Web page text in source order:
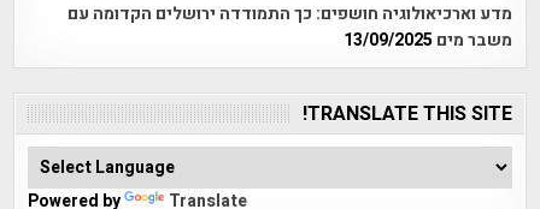
מדע וארכיאולוגיה חושפים: כך התמודדה ירושלים הקדומה עם
משבר מים 13/09/2025
TRANSLATE THIS SITE!
Powered by Translate